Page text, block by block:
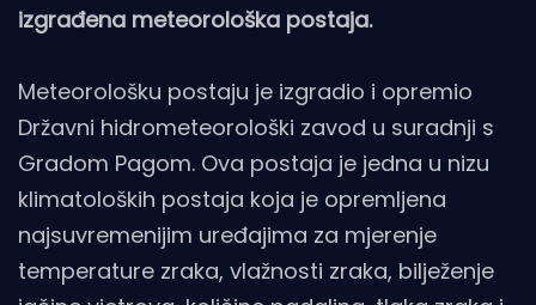
izgrađena meteorološka postaja.
Meteorološku postaju je izgradio i opremio
Državni hidrometeorološki zavod u suradnji s
Gradom Pagom. Ova postaja je jedna u nizu
klimatoloških postaja koja je opremljena
najsuvremenijim uređajima za mjerenje
temperature zraka, vlažnosti zraka, bilježenje